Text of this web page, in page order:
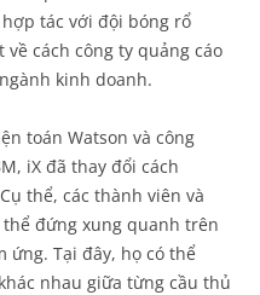
tác với đội bóng rổ
cách công ty quảng cáo
kinh doanh.
toán Watson và công
iX đã thay đổi cách
thể, các thành viên và
đứng xung quanh trên
ứng. Tại đây, họ có thể
nhau giữa từng cầu thủ